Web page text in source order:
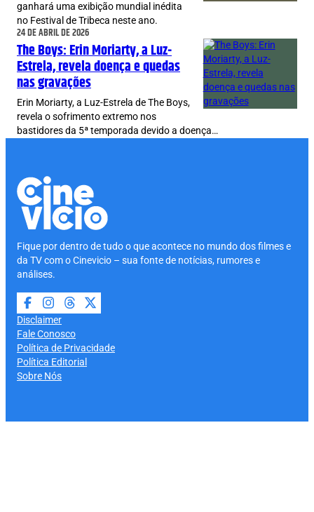
ganhará uma exibição mundial inédita
no Festival de Tribeca neste ano.
24 DE ABRIL DE 2026
The Boys: Erin Moriarty, a Luz-
Estrela, revela doença e quedas
nas gravações
Erin Moriarty, a Luz-Estrela de The Boys,
revela o sofrimento extremo nos
bastidores da 5ª temporada devido a doença…
Fique por dentro de tudo o que acontece no mundo dos filmes e
da TV com o Cinevicio – sua fonte de notícias, rumores e
análises.
Disclaimer
Fale Conosco
Política de Privacidade
Política Editorial
Sobre Nós